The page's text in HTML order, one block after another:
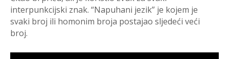
interpunkcijski znak. “Napuhani jezik” je kojem je
svaki broj ili homonim broja postajao sljedeći veći
broj.